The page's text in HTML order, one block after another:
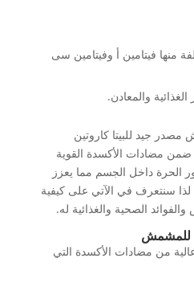
منها فيتامين أ وفيتامين سى
والمعادن.
جيد للبيتا كاروتين
ضمن مضادات الأكسدة القوية
الحرة داخل الجسم مما يعزز
لذا سنتعرف في الآتي على كيفية
الصحية والغذائية له.
للمشمش
من مضادات الأكسدة التي